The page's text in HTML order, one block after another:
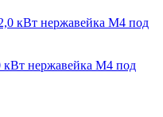
нержавейка M4 под